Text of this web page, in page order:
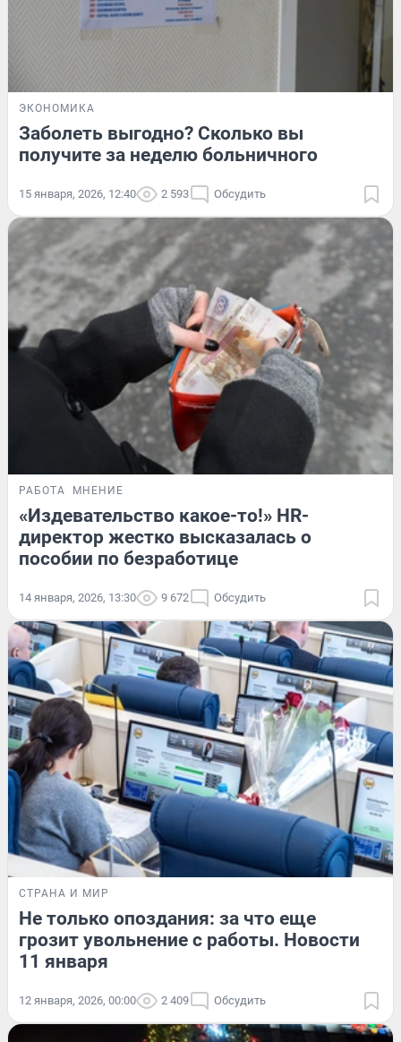
ЭКОНОМИКА
Заболеть выгодно? Сколько вы
получите за неделю больничного
15 января, 2026, 12:40 2 593 Обсудить
РАБОТА МНЕНИЕ
«Издевательство какое-то!» HR-
директор жестко высказалась о
пособии по безработице
14 января, 2026, 13:30 9 672 Обсудить
СТРАНА И МИР
Не только опоздания: за что еще
грозит увольнение с работы. Новости
11 января
12 января, 2026, 00:00 2 409 Обсудить